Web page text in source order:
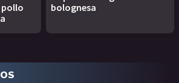
pollo
bolognesa